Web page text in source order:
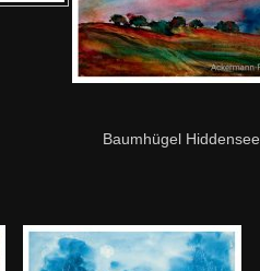
Baumhügel Hiddensee